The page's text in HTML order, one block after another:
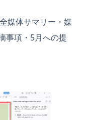
媒体サマリー・媒
事項・5月への提